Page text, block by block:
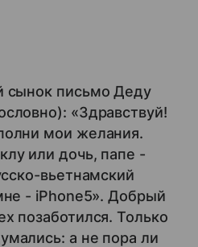
сынок письмо Деду
«Здравствуй!
мои желания.
или дочь, папе -
вьетнамский
- iPhone5». Добрый
позаботился. Только
а не пора ли